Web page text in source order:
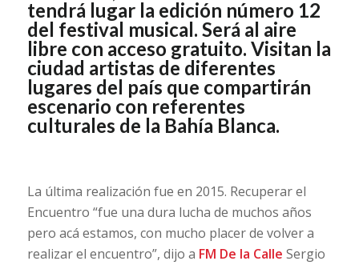
tendrá lugar la edición número 12
del festival musical. Será al aire
libre con acceso gratuito. Visitan la
ciudad artistas de diferentes
lugares del país que compartirán
escenario con referentes
culturales de la Bahía Blanca.
La última realización fue en 2015. Recuperar el
Encuentro “fue una dura lucha de muchos años
pero acá estamos, con mucho placer de volver a
realizar el encuentro”, dijo a FM De la Calle Sergio